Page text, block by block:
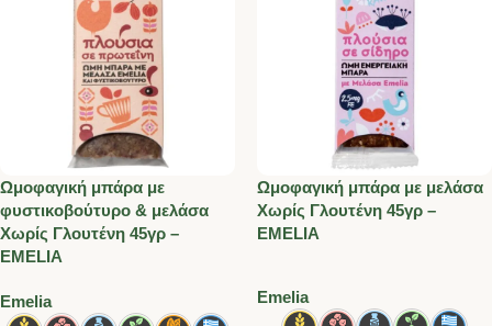
Ωμοφαγική μπάρα με
φυστικοβούτυρο & μελάσα
Χωρίς Γλουτένη 45γρ –
EMELIA
Emelia
Ωμοφαγική μπάρα με μελάσα
Χωρίς Γλουτένη 45γρ –
EMELIA
Emelia